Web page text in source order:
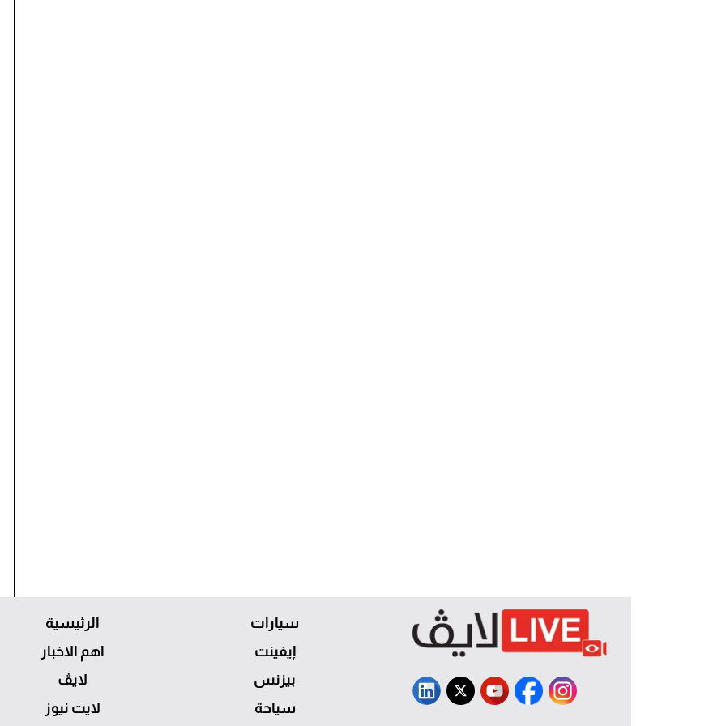
سيارات
إيفينت
بيزنس
سياحة
الرئيسية
اهم الاخبار
لايڤ
لايت نيوز